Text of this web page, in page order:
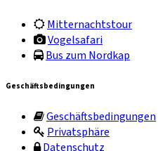
Mitternachtstour
Vogelsafari
Bus zum Nordkap
Geschäftsbedingungen
Geschäftsbedingungen
Privatsphäre
Datenschutz